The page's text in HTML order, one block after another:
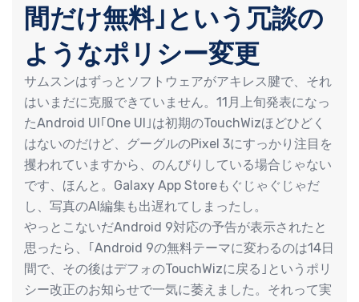
間だけ無料｣という冗談の
ようなポリシー変更
サムスンはずっとソフトウェアがアキレス腱で、それ
はいまだに克服できていません。11月上旬発表になっ
たAndroid UI｢One UI｣は初期のTouchWizほどひどく
はないのだけど、グーグルのPixel 3にすっかり注目を
攫われていますから、のんびりしている場合じゃない
です、ほんと。Galaxy App Storeもぐじゃぐじゃだ
し、写真のAI編集も出遅れてしまったし。
やっとこないだAndroid 9対応の予告が表示されたと
思ったら、｢Android 9の無料テーマに変わるのは14日
間で、その後はデフォのTouchWizに戻る｣というポリ
シー改正のお知らせで一気に萎えました。それって実